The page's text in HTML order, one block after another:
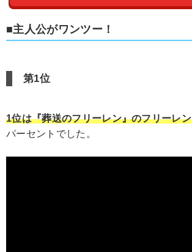
■主人公がワンツー！
第1位
1位は『葬送のフリーレン』のフリーレン
パーセントでした。